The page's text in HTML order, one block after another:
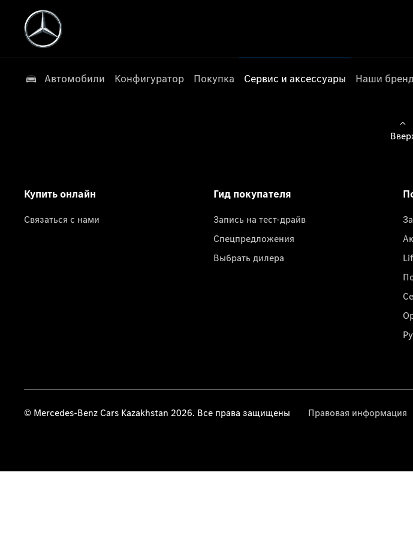
Автомобили Конфигуратор Покупка Сервис и аксессуары Наши
Купить онлайн
Связаться с нами
Гид покупателя
Запись на тест-драйв
Спецпредложения
Выбрать дилера
© Mercedes-Benz Cars Kazakhstan 2026. Все права защищены Правовая информация